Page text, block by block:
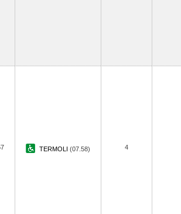
TERMOLI (07.58) 4